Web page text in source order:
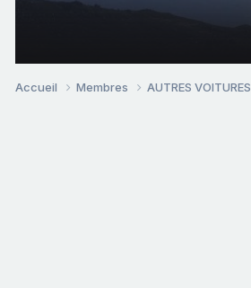
Accueil Membres AUTRES VOITURES